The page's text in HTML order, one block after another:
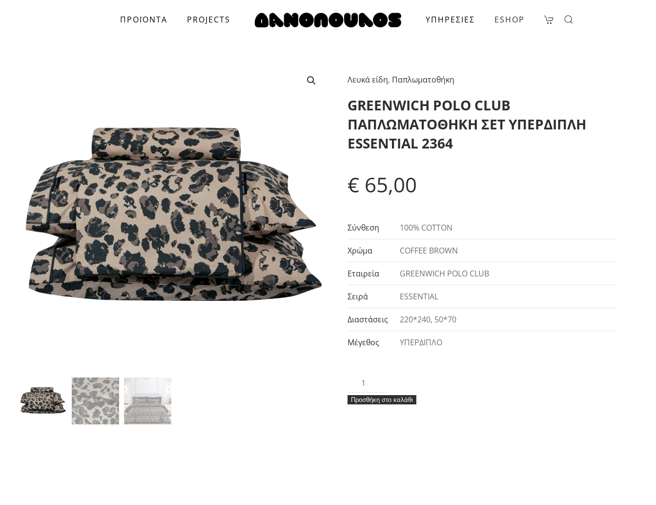
ΠΡΟΪΟΝΤΑ PROJECTS ΥΠΗΡΕΣΙΕΣ ESHOP
Λευκά είδη, Παπλωματοθήκη
GREENWICH POLO CLUB
ΠΑΠΛΩΜΑΤΟΘΗΚΗ ΣΕΤ ΥΠΕΡΔΙΠΛH
ESSENTIAL 2364
€ 65,00
Σύνθεση 100% COTTON
Χρώμα COFFEE BROWN
Εταιρεία GREENWICH POLO CLUB
Σειρά ESSENTIAL
Διαστάσεις 220*240, 50*70
Μέγεθος ΥΠΕΡΔΙΠΛΟ
GREENWICH
POLO
CLUB
Προσθήκη στο καλάθι